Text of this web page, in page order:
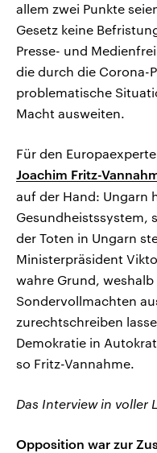
allem zwei Punkte
Gesetz keine
Presse- und
die durch die Corona-
problematische
Macht ausweiten.
Für den
Joachim Fritz-
auf der Hand: Ungarn
Gesundheistssystem,
der Toten in Ungarn
Ministerpräsident
wahre Grund,
Sondervollmachten
zurechtschreiben
Demokratie in
so Fritz-Vannahme.
Das Interview in voller
Opposition war zur